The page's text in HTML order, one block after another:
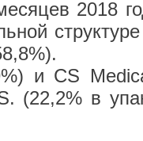
2018
и CS
(22,2% в